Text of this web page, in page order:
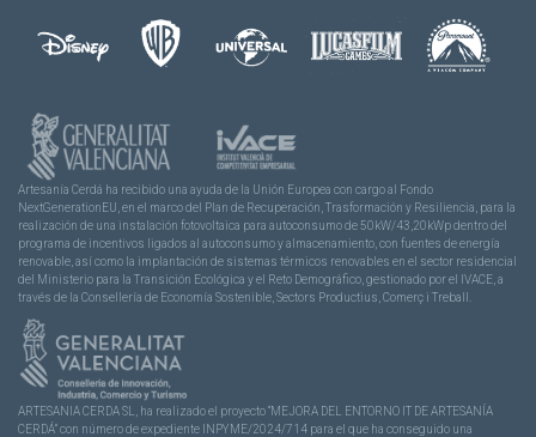
Artesanía Cerdá ha recibido una ayuda de la Unión Europea con cargo al Fondo
NextGenerationEU, en el marco del Plan de Recuperación, Trasformación y Resiliencia, para la
realización de una instalación fotovoltaica para autoconsumo de 50kW/43,20kWp dentro del
programa de incentivos ligados al autoconsumo y almacenamiento, con fuentes de energía
renovable, así como la implantación de sistemas térmicos renovables en el sector residencial
del Ministerio para la Transición Ecológica y el Reto Demográfico, gestionado por el IVACE, a
través de la Consellería de Economía Sostenible, Sectors Productius, Comerç i Treball.
ARTESANIA CERDA SL, ha realizado el proyecto “MEJORA DEL ENTORNO IT DE ARTESANÍA
CERDÁ” con número de expediente INPYME/2024/714 para el que ha conseguido una